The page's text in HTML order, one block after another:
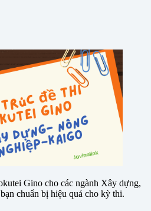
Gino cho các ngành Xây dựng,
chuẩn bị hiệu quả cho kỳ thi.